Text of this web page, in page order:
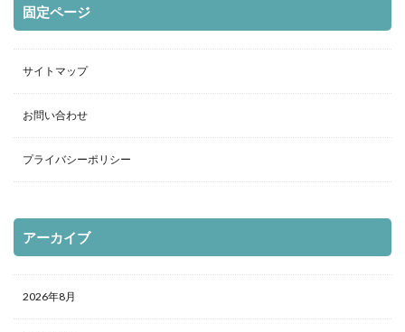
固定ページ
サイトマップ
お問い合わせ
プライバシーポリシー
アーカイブ
2026年8月